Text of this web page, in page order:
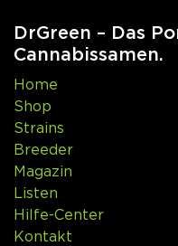
DrGreen – Das
Cannabissamen.
Home
Shop
Strains
Breeder
Magazin
Listen
Hilfe-Center
Kontakt